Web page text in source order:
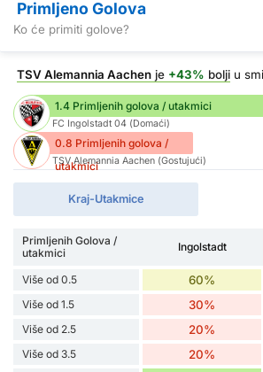
Primljeno Golova
Ko će primiti golove?
TSV Alemannia Aachen je +43% bolji u
1.4 Primljenih golova / utakmici
FC Ingolstadt 04 (Domaći)
0.8 Primljenih golova /
utakmici
TSV Alemannia Aachen (Gostujući)
Kraj-Utakmice
Primljenih Golova /
utakmici
Ingolstadt
Više od 0.5 60%
Više od 1.5 30%
Više od 2.5 20%
Više od 3.5 20%